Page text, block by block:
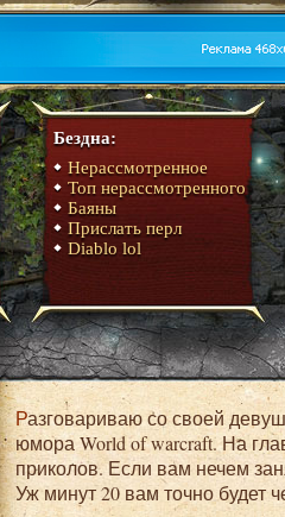
Бездна:
Нерассмотренное
Топ нерассмотренного
Баяны
Прислать перл
Diablo lol
Разговариваю со своей девушкой Рестодрулем в аське. Это один из материалов сборника
юмора World of warcraft. На
приколов. Если вам нечем
Уж минут 20 вам точно будет